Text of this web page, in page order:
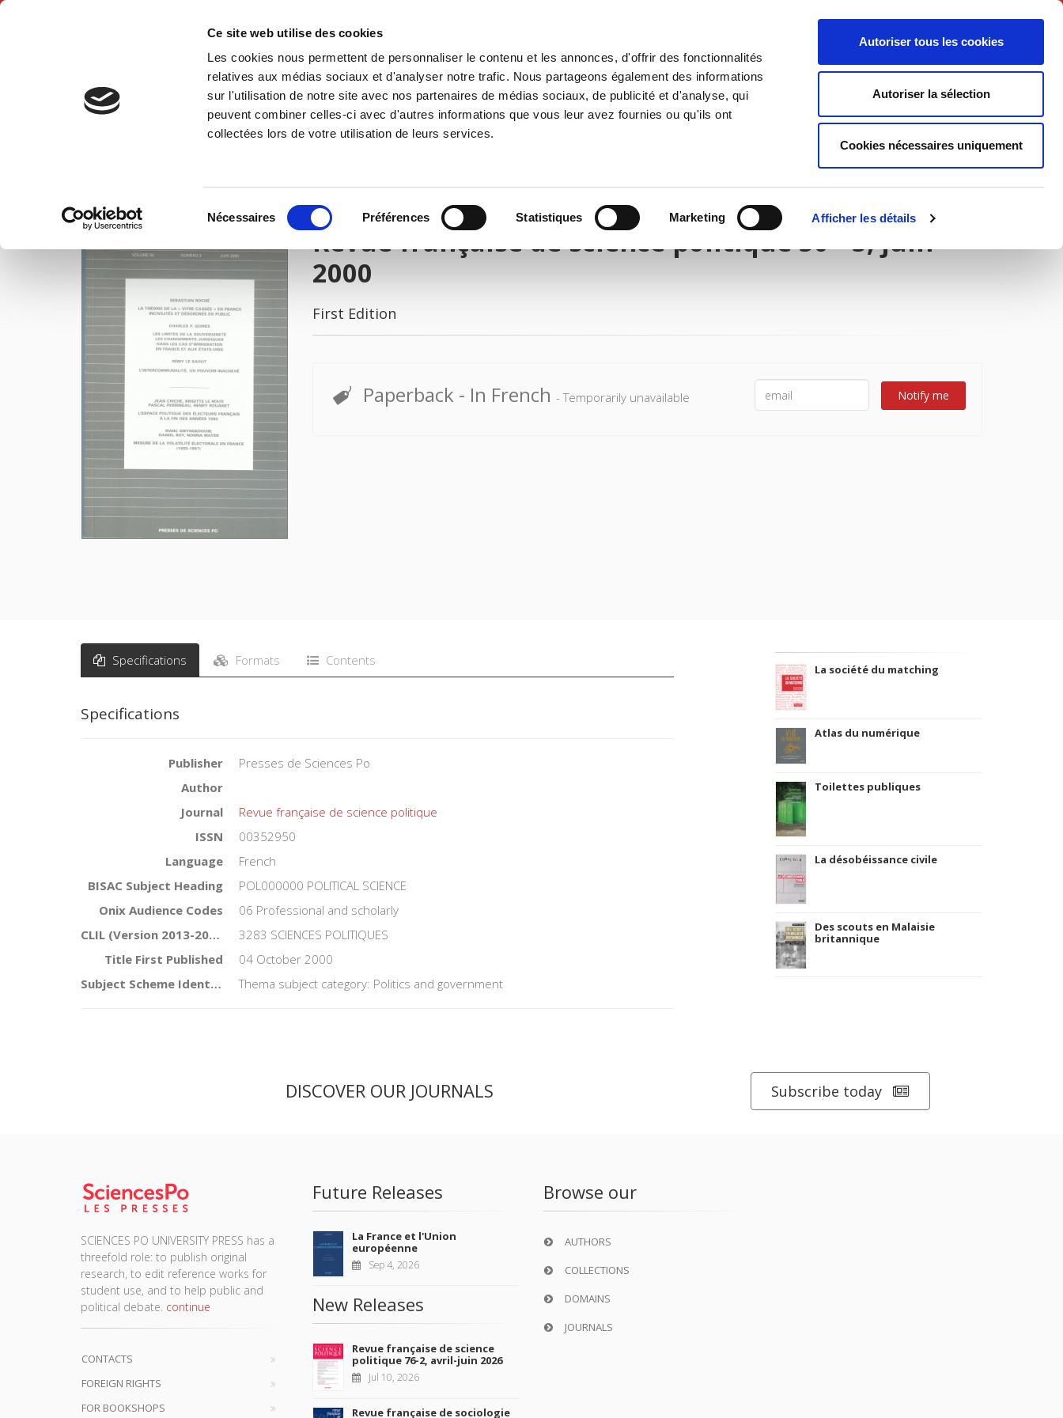
Ce site web utilise des cookies
Les cookies nous permettent de personnaliser le contenu et les annonces, d'offrir des fonctionnalités
relatives aux médias sociaux et d'analyser notre trafic. Nous partageons également des informations
sur l'utilisation de notre site avec nos partenaires de médias sociaux, de publicité et d'analyse, qui
peuvent combiner celles-ci avec d'autres informations que vous leur avez fournies ou qu'ils ont
collectées lors de votre utilisation de leurs services.
Nécessaires Préférences Statistiques Marketing Afficher les détails
Autoriser tous les cookies
Autoriser la sélection
Cookies nécessaires uniquement
English
Home Environment History International Politics
Home Revue française de science politique 50 - 3, juin 2000
Revue française de science politique 50 - 3, juin
2000
First Edition
Paperback - In French- Temporarily unavailable Notify me
Specifications Formats Contents
Specifications
Publisher
Presses de Sciences Po
Author
Journal
Revue française de science politique
ISSN
00352950
Language
French
BISAC Subject Heading
POL000000 POLITICAL SCIENCE
Onix Audience Codes
06 Professional and scholarly
CLIL (Version 2013-2019)
3283 SCIENCES POLITIQUES
Title First Published
04 October 2000
Subject Scheme Identifier Code
Thema subject category: Politics and government
La société du matching
Atlas du numérique
Toilettes publiques
La désobéissance civile
Des scouts en Malaisie
britannique
DISCOVER OUR JOURNALS Subscribe today
SCIENCES PO UNIVERSITY PRESS has a
threefold role: to publish original
research, to edit reference works for
student use, and to help public and
political debate. continue
CONTACTS
FOREIGN RIGHTS
FOR BOOKSHOPS
Future Releases
La France et l'Union
européenne
Sep 4, 2026
New Releases
Revue française de science
politique 76-2, avril-juin 2026
Jul 10, 2026
Revue française de sociologie
Browse our
AUTHORS
COLLECTIONS
DOMAINS
JOURNALS